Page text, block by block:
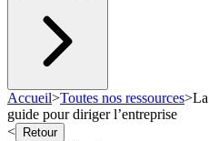
Accueil>Toutes nos ressources>
guide pour diriger l’entreprise
<
Retour